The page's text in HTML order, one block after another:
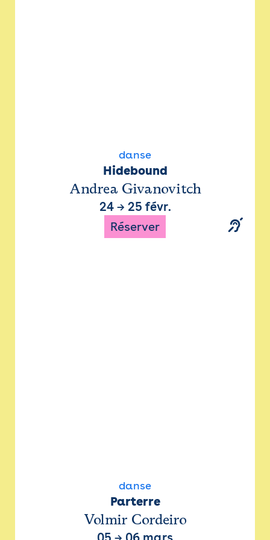
danse
Hidebound
Andrea Givanovitch
24→ 25 févr.
Réserver
danse
Parterre
Volmir Cordeiro